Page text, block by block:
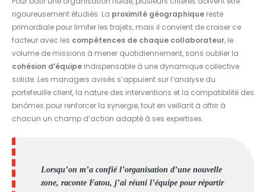
rigoureusement étudiés. La proximité géographique reste
primordiale pour limiter les trajets, mais il convient de croiser ce
facteur avec les compétences de chaque collaborateur, le
volume de missions à mener quotidiennement, sans oublier la
cohésion d’équipe indispensable à une dynamique collective
solide. Les managers avisés s’appuient sur l’analyse du
portefeuille client, la nature des interventions et la compatibilité des
binômes pour renforcer la synergie, tout en veillant à offrir à
chacun un champ d’action adapté à ses expertises.
Lorsqu’on m’a confié l’organisation d’une nouvelle
zone, raconte Fatou, j’ai réuni l’équipe pour répartir